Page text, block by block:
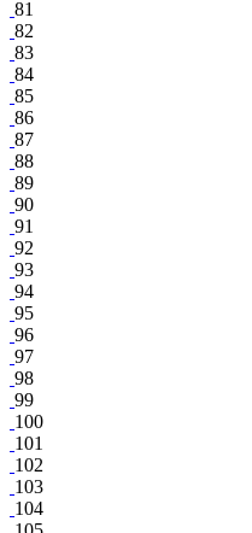
81
82
83
84
85
86
87
88
89
90
91
92
93
94
95
96
97
98
99
100
101
102
103
104